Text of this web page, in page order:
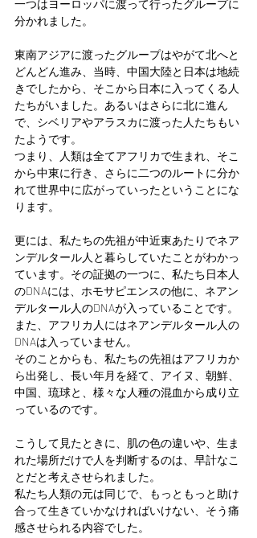
一つはヨーロッパに渡って行ったグループに
分かれました。
東南アジアに渡ったグループはやがて北へと
どんどん進み、当時、中国大陸と日本は地続
きでしたから、そこから日本に入ってくる人
たちがいました。あるいはさらに北に進ん
で、シベリアやアラスカに渡った人たちもい
たようです。
つまり、人類は全てアフリカで生まれ、そこ
から中東に行き、さらに二つのルートに分か
れて世界中に広がっていったということにな
ります。
更には、私たちの先祖が中近東あたりでネア
ンデルタール人と暮らしていたことがわかっ
ています。その証拠の一つに、私たち日本人
のDNAには、ホモサピエンスの他に、ネアン
デルタール人のDNAが入っていることです。
また、アフリカ人にはネアンデルタール人の
DNAは入っていません。
そのことからも、私たちの先祖はアフリカか
ら出発し、長い年月を経て、アイヌ、朝鮮、
中国、琉球と、様々な人種の混血から成り立
っているのです。
こうして見たときに、肌の色の違いや、生ま
れた場所だけで人を判断するのは、早計なこ
とだと考えさせられました。
私たち人類の元は同じで、もっともっと助け
合って生きていかなければいけない、そう痛
感させられる内容でした。